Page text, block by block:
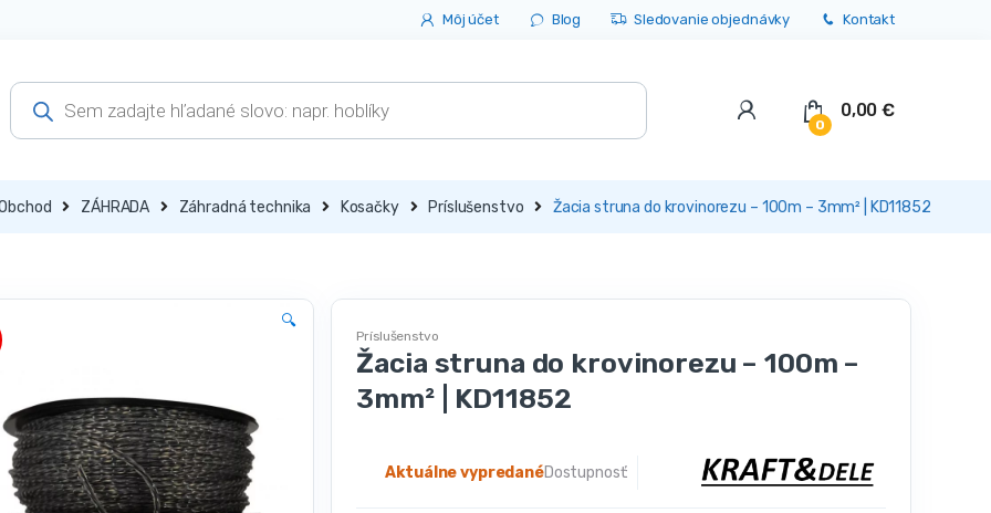
Môj účet Blog Sledovanie objednávky Kontakt
Products
search
0
0,00€
ZÁHRADA Záhradná technika Kosačky Príslušenstvo Žacia struna do krovinorezu – 100m – 3mm² | KD11852
🔍
Príslušenstvo
Žacia struna do krovinorezu – 100m –
3mm² | KD11852
Dostupnosť:
Aktuálne vypredané